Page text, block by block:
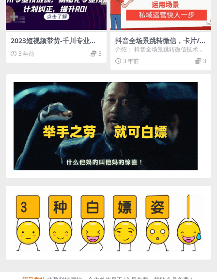
2023短视频带货-千川专业投
放课，精细化专业投放，计划
纠正，提升ROI
3 年前 3
抖音全场景跳转微信，卡片/圆
码/自动回复等八大运用场景，
私域运营快人一步
介绍： 抖音全场景跳转微信技术揭
秘，包含私信卡片跳转、私信圆码
跳转、自动回复跳转...
3 年前 3